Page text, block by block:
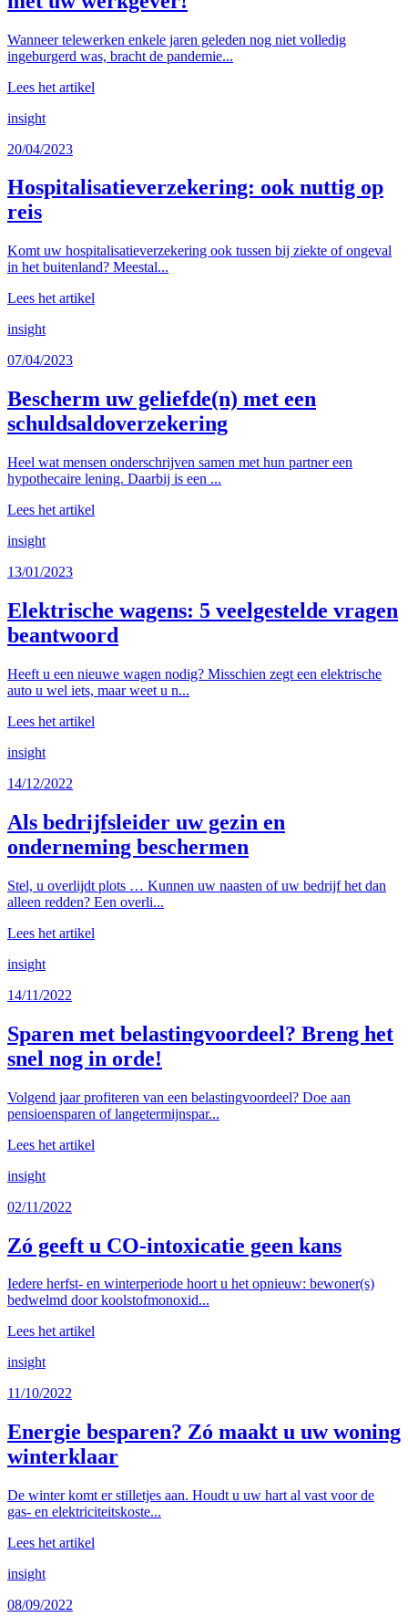
Wanneer telewerken enkele jaren geleden nog niet volledig
ingeburgerd was, bracht de pandemie...
Lees het artikel
insight
20/04/2023
Hospitalisatieverzekering: ook nuttig op
reis
Komt uw hospitalisatieverzekering ook tussen bij ziekte of ongeval
in het buitenland? Meestal...
Lees het artikel
insight
07/04/2023
Bescherm uw geliefde(n) met een
schuldsaldoverzekering
Heel wat mensen onderschrijven samen met hun partner een
hypothecaire lening. Daarbij is een ...
Lees het artikel
insight
13/01/2023
Elektrische wagens: 5 veelgestelde vragen
beantwoord
Heeft u een nieuwe wagen nodig? Misschien zegt een elektrische
auto u wel iets, maar weet u n...
Lees het artikel
insight
14/12/2022
Als bedrijfsleider uw gezin en
onderneming beschermen
Stel, u overlijdt plots … Kunnen uw naasten of uw bedrijf het dan
alleen redden? Een overli...
Lees het artikel
insight
14/11/2022
Sparen met belastingvoordeel? Breng het
snel nog in orde!
Volgend jaar profiteren van een belastingvoordeel? Doe aan
pensioensparen of langetermijnspar...
Lees het artikel
insight
02/11/2022
Zó geeft u CO-intoxicatie geen kans
Iedere herfst- en winterperiode hoort u het opnieuw: bewoner(s)
bedwelmd door koolstofmonoxid...
Lees het artikel
insight
11/10/2022
Energie besparen? Zó maakt u uw woning
winterklaar
De winter komt er stilletjes aan. Houdt u uw hart al vast voor de
gas- en elektriciteitskoste...
Lees het artikel
insight
08/09/2022